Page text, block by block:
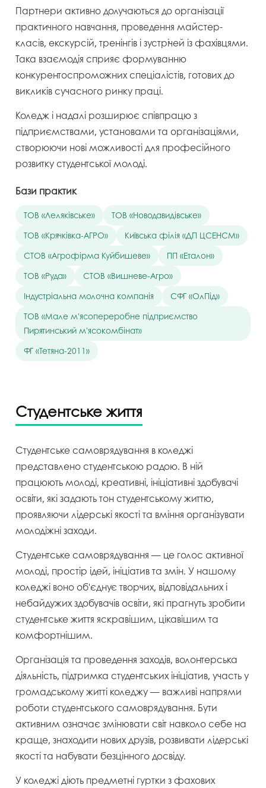
Партнери активно долучаються до організації
практичного навчання, проведення майстер-
класів, екскурсій, тренінгів і зустрічей із фахівцями.
Така взаємодія сприяє формуванню
конкурентоспроможних спеціалістів, готових до
викликів сучасного ринку праці.
Коледж і надалі розширює співпрацю з
підприємствами, установами та організаціями,
створюючи нові можливості для професійного
розвитку студентської молоді.
Бази практик
ТОВ «Леляківське»
ТОВ «Новодавидівське»
ТОВ «Крячківка-АГРО»
Київська філія «ДП ЦСЕНСМ»
СТОВ «Агрофірма Куйбишеве»
ПП «Еталон»
ТОВ «Руда»
СТОВ «Вишневе-Агро»
Індустріальна молочна компанія
СФГ «ОлПід»
ТОВ «Мале м'ясопереробне підприємство
Пирятинський м'ясокомбінат»
ФГ «Тетяна-2011»
Студентське життя
Студентське самоврядування в коледжі
представлено студентською радою. В ній
працюють молоді, креативні, ініціативні здобувачі
освіти, які задають тон студентському життю,
проявляючи лідерські якості та вміння організувати
молодіжні заходи.
Студентське самоврядування — це голос активної
молоді, простір ідей, ініціатив та змін. У нашому
коледжі воно об'єднує творчих, відповідальних і
небайдужих здобувачів освіти, які прагнуть зробити
студентське життя яскравішим, цікавішим та
комфортнішим.
Організація та проведення заходів, волонтерська
діяльність, підтримка студентських ініціатив, участь у
громадському житті коледжу — важливі напрями
роботи студентського самоврядування. Бути
активним означає змінювати світ навколо себе на
краще, знаходити нових друзів, розвивати лідерські
якості та набувати безцінного досвіду.
У коледжі діють предметні гуртки з фахових